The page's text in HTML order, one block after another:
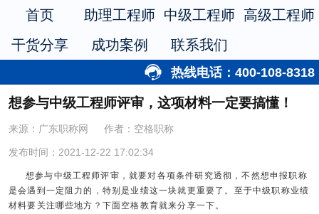
首页 助理工程师 中级工程师 高级工程师
干货分享
成功案例 联系我们
热线电话：400-108-8318
想参与中级工程师评审，这项材料一定要搞懂！
来源：广东职称网 作者：空格职称
发布时间：2021-12-22 17:02:34
想参与中级工程师评审，就要对各项条件研究透彻，不然想申报职称
是会遇到一定阻力的，特别是业绩这一块就更重要了。至于中级职称业绩
材料要关注哪些地方？下面空格教育就来分享一下。